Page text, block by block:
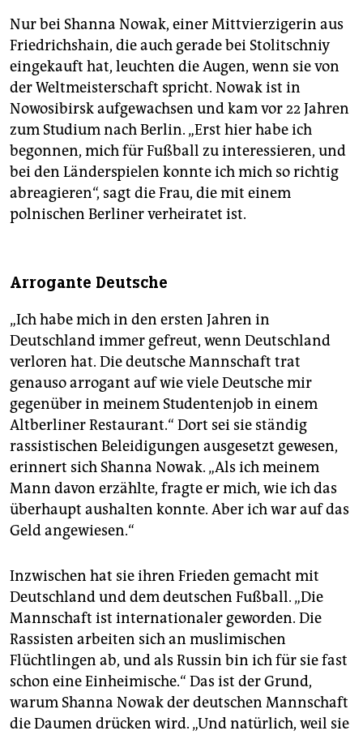
Nur bei Shanna Nowak, einer Mittvierzigerin aus
Friedrichshain, die auch gerade bei Stolitschniy
eingekauft hat, leuchten die Augen, wenn sie von
der Weltmeisterschaft spricht. Nowak ist in
Nowosibirsk aufgewachsen und kam vor 22 Jahren
zum Studium nach Berlin. „Erst hier habe ich
begonnen, mich für Fußball zu interessieren, und
bei den Länderspielen konnte ich mich so richtig
abreagieren“, sagt die Frau, die mit einem
polnischen Berliner verheiratet ist.
Arrogante Deutsche
„Ich habe mich in den ersten Jahren in
Deutschland immer gefreut, wenn Deutschland
verloren hat. Die deutsche Mannschaft trat
genauso arrogant auf wie viele Deutsche mir
gegenüber in meinem Studentenjob in einem
Altberliner Restaurant.“ Dort sei sie ständig
rassistischen Beleidigungen ausgesetzt gewesen,
erinnert sich Shanna Nowak. „Als ich meinem
Mann davon erzählte, fragte er mich, wie ich das
überhaupt aushalten konnte. Aber ich war auf das
Geld angewiesen.“
Inzwischen hat sie ihren Frieden gemacht mit
Deutschland und dem deutschen Fußball. „Die
Mannschaft ist internationaler geworden. Die
Rassisten arbeiten sich an muslimischen
Flüchtlingen ab, und als Russin bin ich für sie fast
schon eine Einheimische.“ Das ist der Grund,
warum Shanna Nowak der deutschen Mannschaft
die Daumen drücken wird. „Und natürlich, weil sie